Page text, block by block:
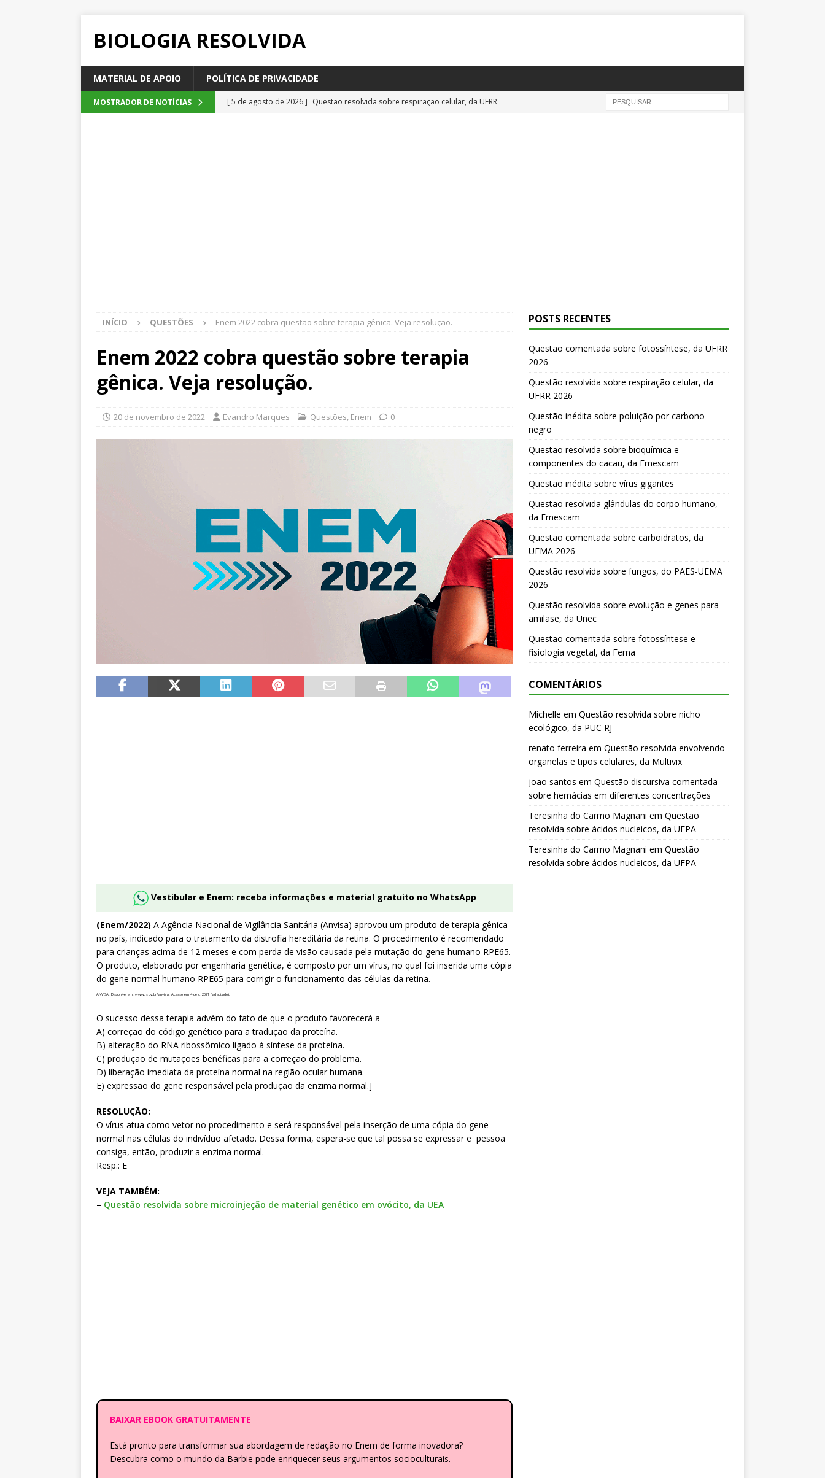
BIOLOGIA RESOLVIDA
MATERIAL DE APOIO POLÍTICA DE PRIVACIDADE
MOSTRADOR DE NOTÍCIAS [ 5 de agosto de 2026 ] Questão resolvida sobre respiração celular, da UFRR
INÍCIO QUESTÕES Enem 2022 cobra questão sobre terapia gênica. Veja resolução.
Enem 2022 cobra questão sobre terapia
gênica. Veja resolução.
20 de novembro de 2022 Evandro Marques Questões, Enem 0
Vestibular e Enem: receba informações e material gratuito no WhatsApp
(Enem/2022) A Agência Nacional de Vigilância Sanitária (Anvisa) aprovou um produto de terapia gênica
no país, indicado para o tratamento da distrofia hereditária da retina. O procedimento é recomendado
para crianças acima de 12 meses e com perda de visão causada pela mutação do gene humano RPE65.
O produto, elaborado por engenharia genética, é composto por um vírus, no qual foi inserida uma cópia
do gene normal humano RPE65 para corrigir o funcionamento das células da retina.
ANVISA. Disponível em: www.gov.br/anvisa. Acesso em 4 dez. 2021 (adaptado).
O sucesso dessa terapia advém do fato de que o produto favorecerá a
A) correção do código genético para a tradução da proteína.
B) alteração do RNA ribossômico ligado à síntese da proteína.
C) produção de mutações benéficas para a correção do problema.
D) liberação imediata da proteína normal na região ocular humana.
E) expressão do gene responsável pela produção da enzima normal.]
RESOLUÇÃO:
O vírus atua como vetor no procedimento e será responsável pela inserção de uma cópia do gene
normal nas células do indivíduo afetado. Dessa forma, espera-se que tal possa se expressar e pessoa
consiga, então, produzir a enzima normal.
Resp.: E
VEJA TAMBÉM:
– Questão resolvida sobre microinjeção de material genético em ovócito, da UEA
BAIXAR EBOOK GRATUITAMENTE
Está pronto para transformar sua abordagem de redação no Enem de forma inovadora?
Descubra como o mundo da Barbie pode enriquecer seus argumentos socioculturais.
POSTS RECENTES
Questão comentada sobre fotossíntese, da UFRR
2026
Questão resolvida sobre respiração celular, da
UFRR 2026
Questão inédita sobre poluição por carbono
negro
Questão resolvida sobre bioquímica e
componentes do cacau, da Emescam
Questão inédita sobre vírus gigantes
Questão resolvida glândulas do corpo humano,
da Emescam
Questão comentada sobre carboidratos, da
UEMA 2026
Questão resolvida sobre fungos, do PAES-UEMA
2026
Questão resolvida sobre evolução e genes para
amilase, da Unec
Questão comentada sobre fotossíntese e
fisiologia vegetal, da Fema
COMENTÁRIOS
Michelle em Questão resolvida sobre nicho
ecológico, da PUC RJ
renato ferreira em Questão resolvida envolvendo
organelas e tipos celulares, da Multivix
joao santos em Questão discursiva comentada
sobre hemácias em diferentes concentrações
Teresinha do Carmo Magnani em Questão
resolvida sobre ácidos nucleicos, da UFPA
Teresinha do Carmo Magnani em Questão
resolvida sobre ácidos nucleicos, da UFPA